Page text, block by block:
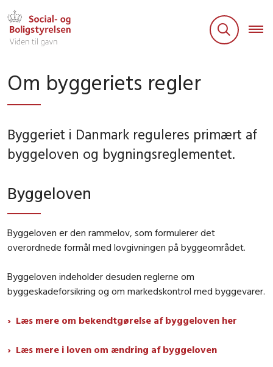
Om byggeriets regler
Byggeriet i Danmark reguleres primært af
byggeloven og bygningsreglementet.
Byggeloven
Byggeloven er den rammelov, som formulerer det
overordnede formål med lovgivningen på byggeområdet.
Byggeloven indeholder desuden reglerne om
byggeskadeforsikring og om markedskontrol med byggevarer.
Læs mere om bekendtgørelse af byggeloven her
Læs mere i loven om ændring af byggeloven